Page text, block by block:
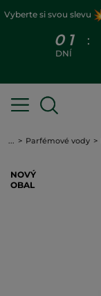
Vyberte si svou slevu
0 1
DNÍ
:
... Parfémové vody
NOVÝ
OBAL